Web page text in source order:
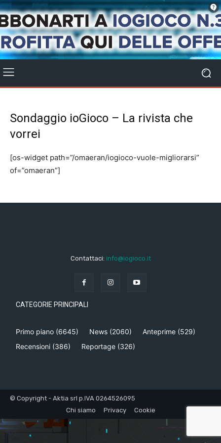
Sondaggio ioGioco – La rivista che
vorrei
[os-widget path=”/omaeran/iogioco-vuole-migliorarsi”
of=”omaeran”]
Contattaci: info@iogioco.it
CATEGORIE PRINCIPALI
Primo piano (6645) News (2060) Anteprime (529)
Recensioni (386) Reportage (326)
© Copyright - Aktia srl p.IVA 0264526095
Chi siamo
Privacy Cookie